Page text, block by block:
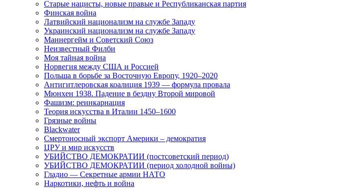
Старые нацисты, новые правые и Республиканская партия
Финская война
Латвийский национализм на службе Западу
Украинский национализм на службе Западу
Маннергейм и Советский Союз
Неизвестный Филби
Моя тайная война
Норвегия между США и Россией
Польша в борьбе за Восточную Европу, 1920–2020
Антигитлеровская коалиция 1939 — формула провала
Мюнхен 1938. Падение в бездну Второй мировой
Фашизм: реинкарнация
Теория искусства в Италии 1450–1600
Грязные войны
Blackwater
Смертоносный экспорт Америки – демократия
ЦРУ и мир искусств
УБИЙСТВО ДЕМОКРАТИИ (постсоветский период)
УБИЙСТВО ДЕМОКРАТИИ (период холодной войны)
Гладио — Секретные армии НАТО
Наркотики, нефть и война